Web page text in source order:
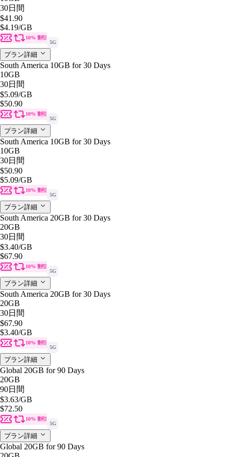
30日間
$41.90
$4.19/GB
10% 割引
5G
プラン詳細
South America 10GB for 30 Days
10GB
30日間
$5.09/GB
$50.90
10% 割引
5G
プラン詳細
South America 10GB for 30 Days
10GB
30日間
$50.90
$5.09/GB
10% 割引
5G
プラン詳細
South America 20GB for 30 Days
20GB
30日間
$3.40/GB
$67.90
10% 割引
5G
プラン詳細
South America 20GB for 30 Days
20GB
30日間
$67.90
$3.40/GB
10% 割引
5G
プラン詳細
Global 20GB for 90 Days
20GB
90日間
$3.63/GB
$72.50
10% 割引
5G
プラン詳細
Global 20GB for 90 Days